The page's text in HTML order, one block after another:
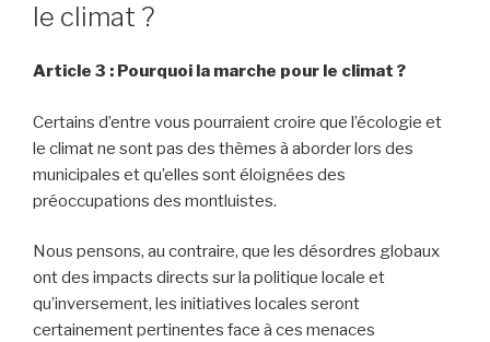
le climat ?
Article 3 : Pourquoi la marche pour le climat ?
Certains d’entre vous pourraient croire que l’écologie et
le climat ne sont pas des thèmes à aborder lors des
municipales et qu’elles sont éloignées des
préoccupations des montluistes.
Nous pensons, au contraire, que les désordres globaux
ont des impacts directs sur la politique locale et
qu’inversement, les initiatives locales seront
certainement pertinentes face à ces menaces